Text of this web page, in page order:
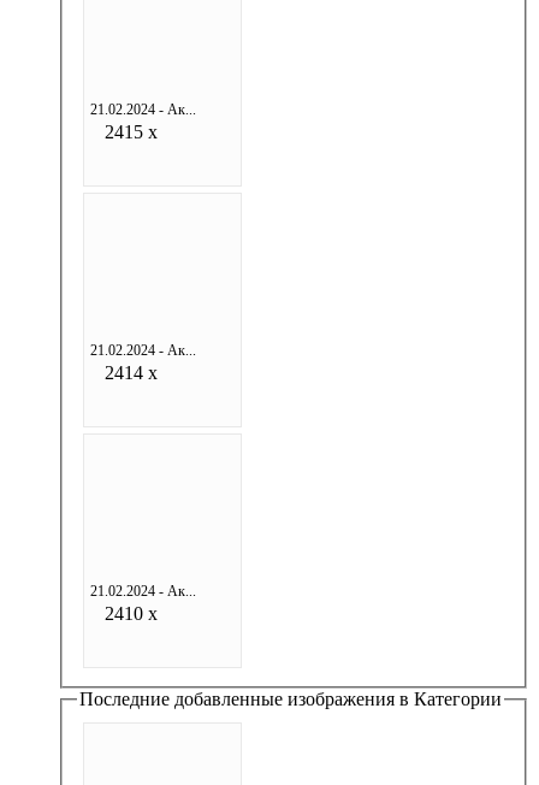
21.02.2024 - Ак...
2415 x
21.02.2024 - Ак...
2414 x
21.02.2024 - Ак...
2410 x
Последние добавленные изображения в Категории